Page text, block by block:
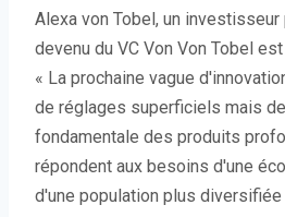
Alexa von Tobel, un
devenu du VC Von Von Tobel
« La prochaine vague
de réglages superficiels mais
fondamentale des produits
répondent aux besoins d'une
d'une population plus